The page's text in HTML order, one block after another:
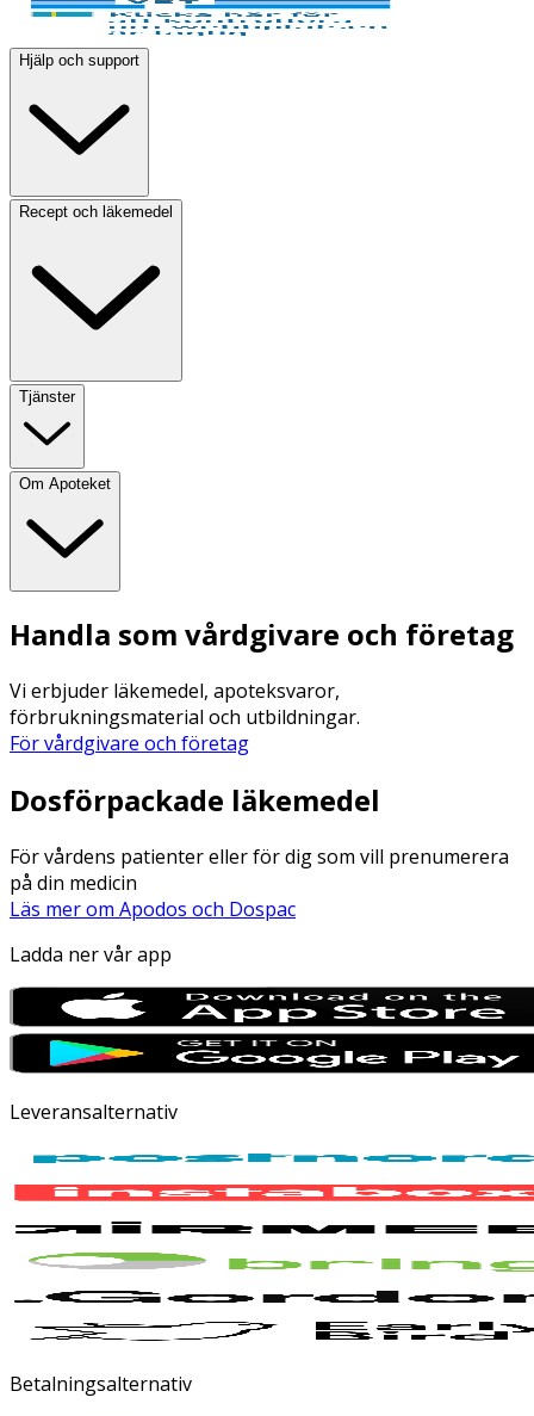
Hjälp och support
Recept och läkemedel
Tjänster
Om Apoteket
Handla som vårdgivare och företag
Vi erbjuder läkemedel, apoteksvaror,
förbrukningsmaterial och utbildningar.
För vårdgivare och företag
Dosförpackade läkemedel
För vårdens patienter eller för dig som vill prenumerera
på din medicin
Läs mer om Apodos och Dospac
Ladda ner vår app
Leveransalternativ
Betalningsalternativ